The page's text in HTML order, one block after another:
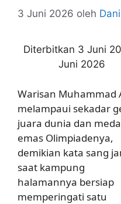
3 Juni 2026 oleh
Diterbitkan 3 Juni
Juni 2026
Warisan Muhammad
melampaui sekadar
juara dunia dan
emas Olimpiadenya,
demikian kata sang
saat kampung
halamannya bersiap
memperingati satu